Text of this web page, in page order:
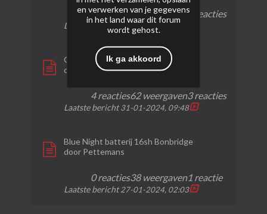
0 reacties 31 weergaven0 reacties
Laatste bericht 31-01-2024, 21:54
Giga Albatros
door
Vuurpijltje
4 reacties62 weergaven3 reacties
Laatste bericht 31-01-2024, 09:48
Blue Night batterij 16sh Bonbridge
door Pettemans
0 reacties38 weergaven1 reactie
Laatste bericht 27-01-2024, 02:03
en verwerken van je gegevens
in het land waar dit forum
wordt gehost.
Ik ga akkoord